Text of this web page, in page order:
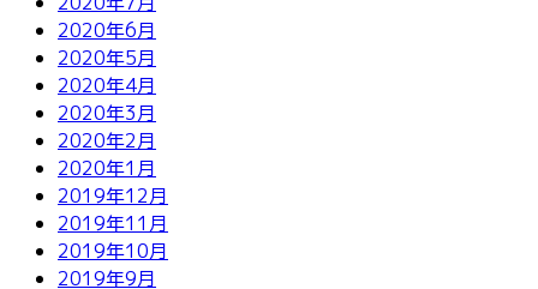
2020年6月
2020年5月
2020年4月
2020年3月
2020年2月
2020年1月
2019年12月
2019年11月
2019年10月
2019年9月